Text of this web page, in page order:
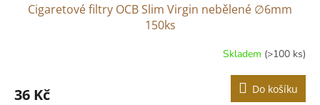
Cigaretové filtry OCB Slim Virgin nebělené ∅6mm
150ks
Skladem (>100 ks)
36 Kč Do košíku